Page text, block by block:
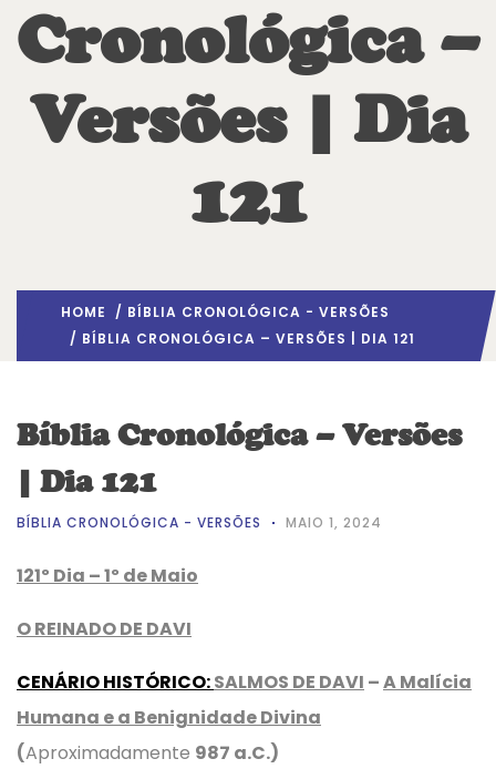
Cronológica –
Versões | Dia
121
HOME / BÍBLIA CRONOLÓGICA - VERSÕES
/ BÍBLIA CRONOLÓGICA – VERSÕES | DIA 121
Bíblia Cronológica – Versões
| Dia 121
BÍBLIA CRONOLÓGICA - VERSÕES MAIO 1, 2024
121º Dia – 1º de Maio
O REINADO DE DAVI
CENÁRIO HISTÓRICO:SALMOS DE DAVI –A Malícia
Humana e a Benignidade Divina
(Aproximadamente 987 a.C.)